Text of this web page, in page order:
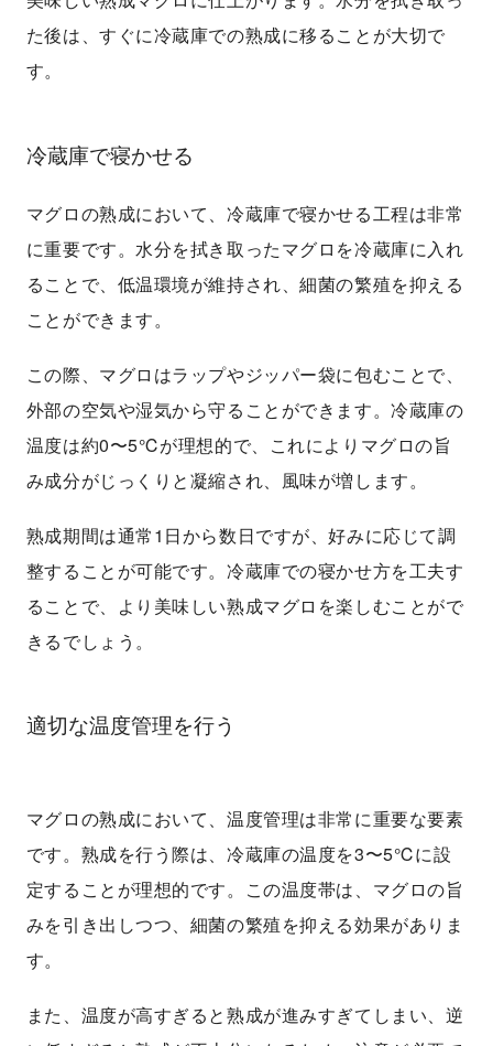
た後は、すぐに冷蔵庫での熟成に移ることが大切で
す。
冷蔵庫で寝かせる
マグロの熟成において、冷蔵庫で寝かせる工程は非常
に重要です。水分を拭き取ったマグロを冷蔵庫に入れ
ることで、低温環境が維持され、細菌の繁殖を抑える
ことができます。
この際、マグロはラップやジッパー袋に包むことで、
外部の空気や湿気から守ることができます。冷蔵庫の
温度は約0〜5℃が理想的で、これによりマグロの旨
み成分がじっくりと凝縮され、風味が増します。
熟成期間は通常1日から数日ですが、好みに応じて調
整することが可能です。冷蔵庫での寝かせ方を工夫す
ることで、より美味しい熟成マグロを楽しむことがで
きるでしょう。
適切な温度管理を行う
マグロの熟成において、温度管理は非常に重要な要素
です。熟成を行う際は、冷蔵庫の温度を3〜5℃に設
定することが理想的です。この温度帯は、マグロの旨
みを引き出しつつ、細菌の繁殖を抑える効果がありま
す。
また、温度が高すぎると熟成が進みすぎてしまい、逆